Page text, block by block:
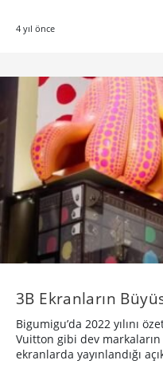
4 yıl önce
3B Ekranların
Bigumigu’da 2022 yılını
Vuitton gibi dev markaların
ekranlarda yayınlandığı